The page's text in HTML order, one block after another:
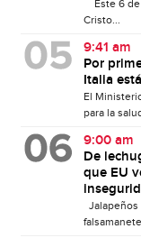
Este 6 de
Cristo...
9:41 am
Por
Italia
El
para la
9:00 am
De
que EU
Jalapeños